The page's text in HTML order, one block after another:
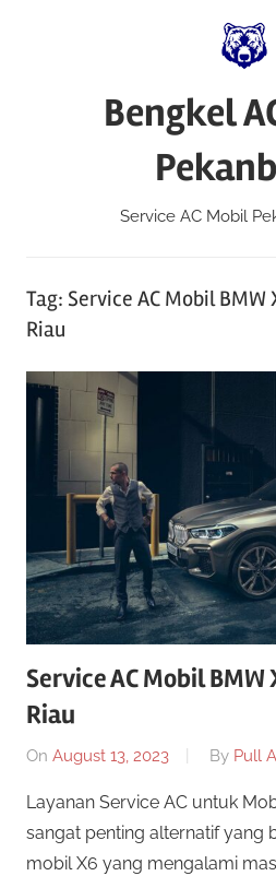
Bengkel
Service AC Mobil
Tag: Service AC Mobil
Riau
Service AC Mobil
Riau
On August 13, 2023 By Pull
Layanan Service AC untuk
sangat penting alternatif yang
mobil X6 yang mengalami